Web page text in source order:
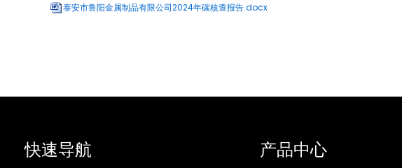
泰安市鲁阳金属制品有限公司2024年碳核查报告.docx
快速导航 产品中心